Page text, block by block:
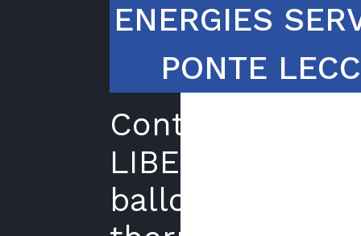
ENERGIES
PONTE
Contrat
LIBERTE
ballon